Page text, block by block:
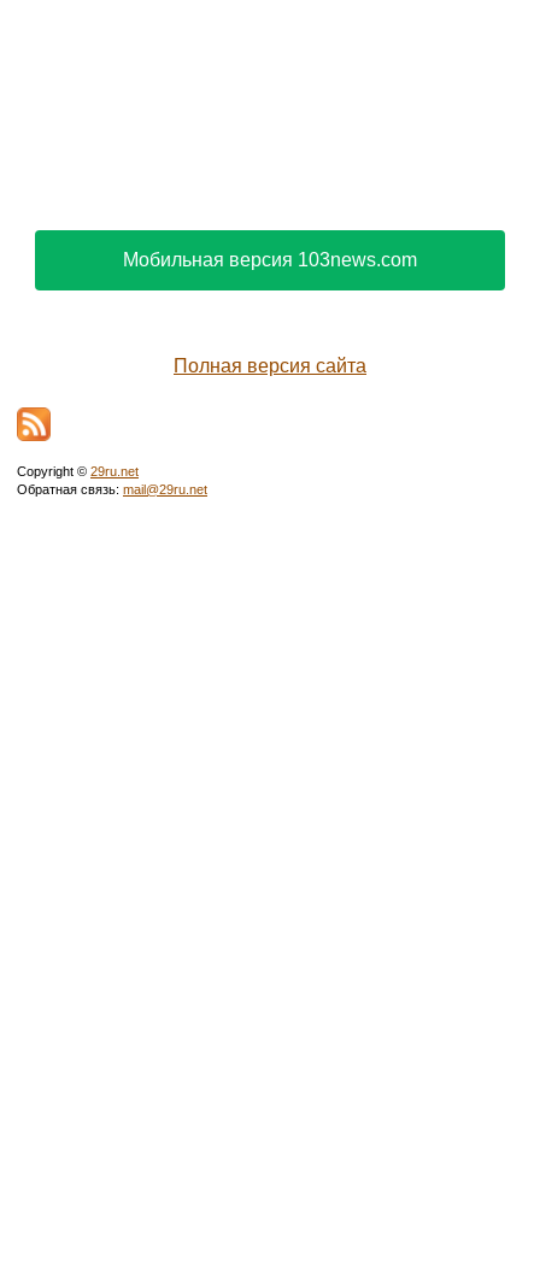
Мобильная версия 103news.com
Полная версия сайта
Copyright © 29ru.net
Обратная связь: mail@29ru.net